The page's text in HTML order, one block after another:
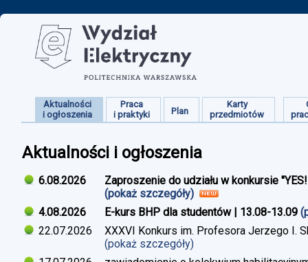
Aktualności
i ogłoszenia
Praca
i praktyki
Plan
Karty
przedmiotów
Aktualności i ogłoszenia
6.08.2026
Zaproszenie do udziału w konkursie
(pokaż szczegóły)
4.08.2026
E-kurs BHP dla studentów | 13.08-13.09
22.07.2026
XXXVI Konkurs im. Profesora Jerzego I.
(pokaż szczegóły)